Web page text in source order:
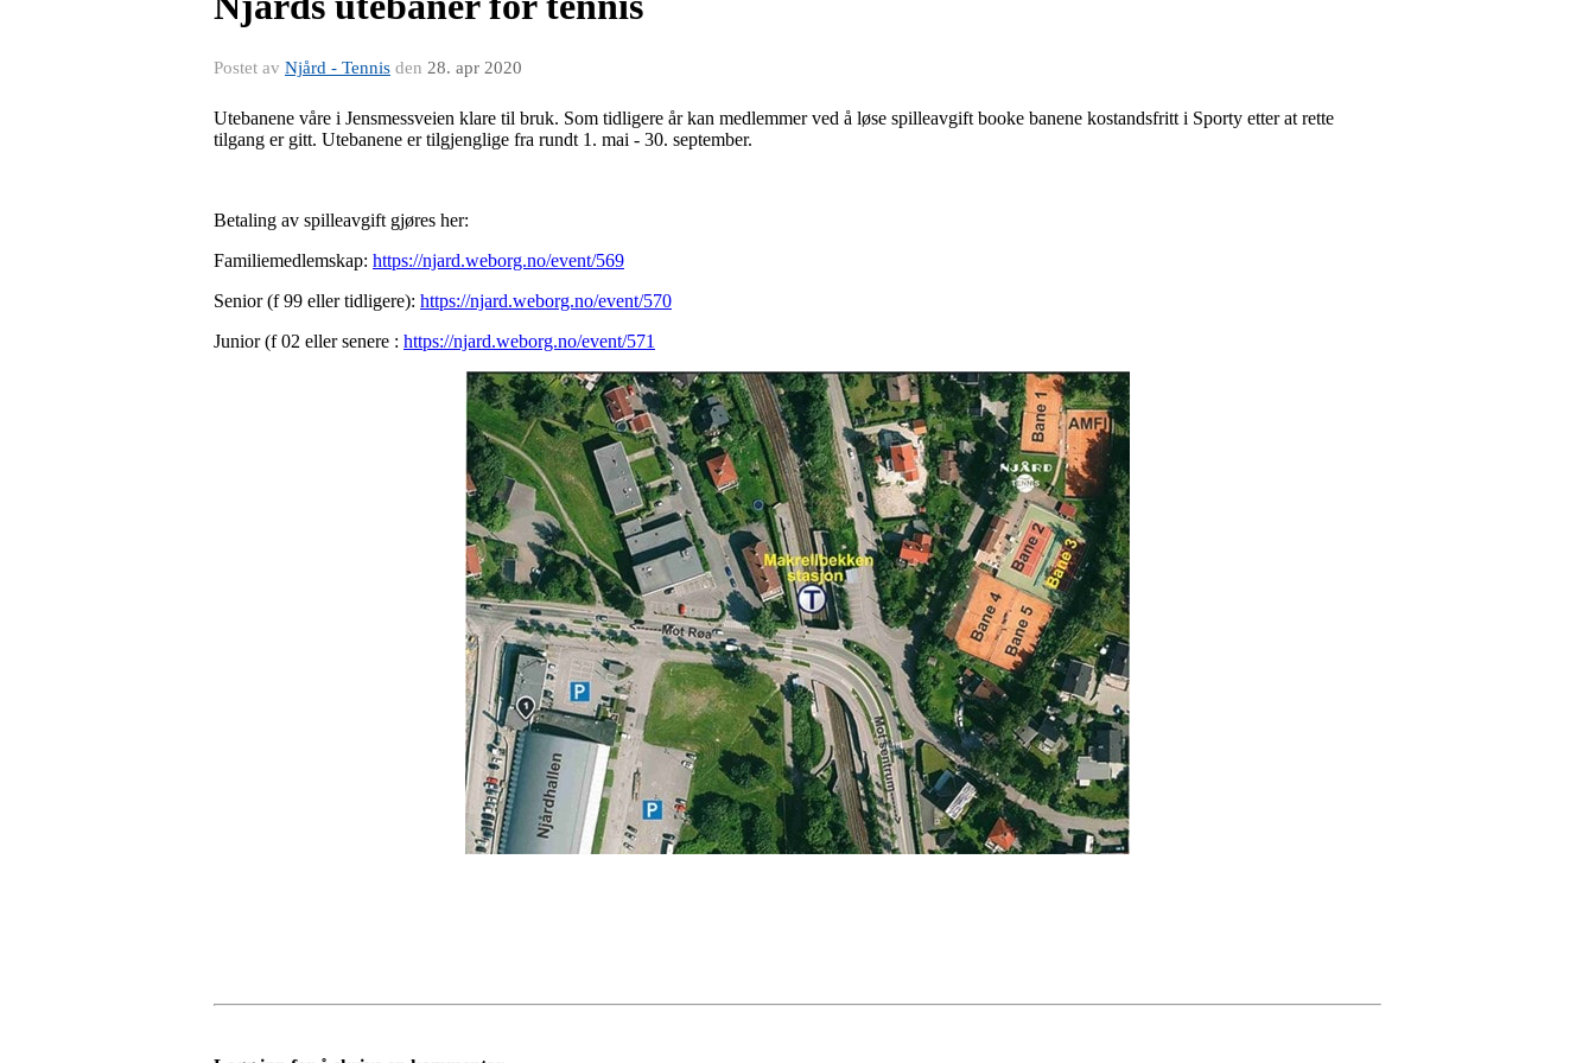
Postet av Njård - Tennis den 28. apr 2020
Utebanene våre i Jensmessveien klare til bruk. Som tidligere år kan medlemmer ved å løse spilleavgift booke banene kostandsfritt i Sporty etter at rette
tilgang er gitt. Utebanene er tilgjenglige fra rundt 1. mai - 30. september.
Betaling av spilleavgift gjøres her:
Familiemedlemskap: https://njard.weborg.no/event/569
Senior (f 99 eller tidligere): https://njard.weborg.no/event/570
Junior (f 02 eller senere : https://njard.weborg.no/event/571